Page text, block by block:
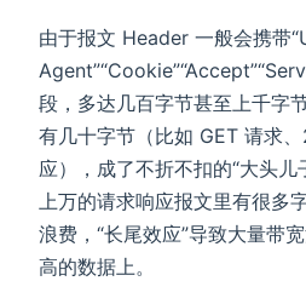
由于报文 Header 一般会携带
段，多达几百字节甚至上千字
有几十字节（比如 GET 请求
应），成了不折不扣的“大头
上万的请求响应报文里有很多
浪费，“长尾效应”导致大量带
高的数据上。